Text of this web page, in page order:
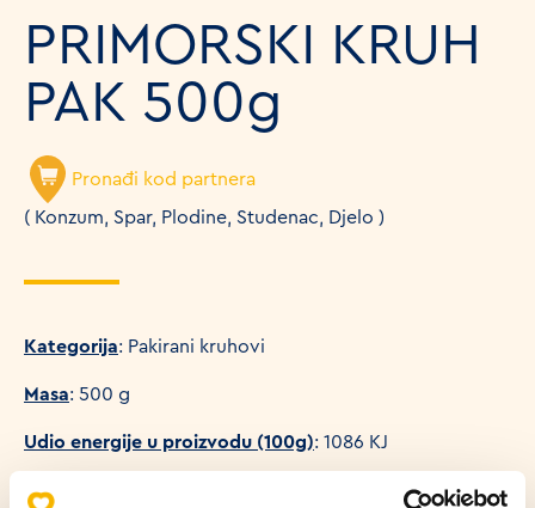
PRIMORSKI KRUH
PAK 500g
Pronađi kod partnera
( Konzum, Spar, Plodine, Studenac, Djelo )
Kategorija: Pakirani kruhovi
Masa: 500 g
Udio energije u proizvodu (100g): 1086 KJ
Energetski sadržaj proizvoda (100g) : 252 KCAL